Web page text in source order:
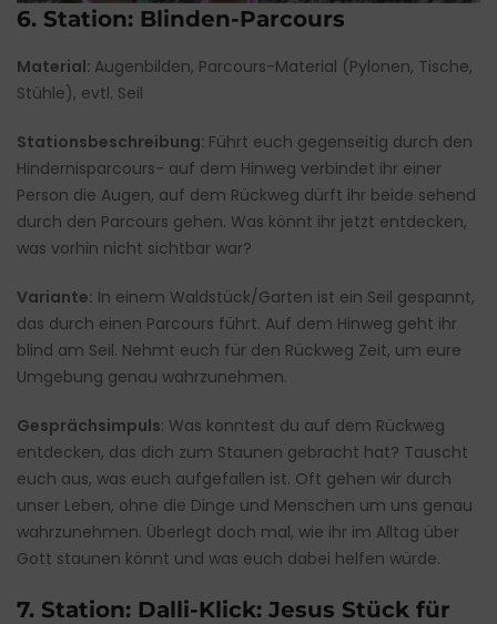
6. Station: Blinden-Parcours
Material: Augenbilden, Parcours-Material (Pylonen, Tische,
Stühle), evtl. Seil
Stationsbeschreibung: Führt euch gegenseitig durch den
Hindernisparcours- auf dem Hinweg verbindet ihr einer
Person die Augen, auf dem Rückweg dürft ihr beide sehend
durch den Parcours gehen. Was könnt ihr jetzt entdecken,
was vorhin nicht sichtbar war?
Variante: In einem Waldstück/Garten ist ein Seil gespannt,
das durch einen Parcours führt. Auf dem Hinweg geht ihr
blind am Seil. Nehmt euch für den Rückweg Zeit, um eure
Umgebung genau wahrzunehmen.
Gesprächsimpuls: Was konntest du auf dem Rückweg
entdecken, das dich zum Staunen gebracht hat? Tauscht
euch aus, was euch aufgefallen ist. Oft gehen wir durch
unser Leben, ohne die Dinge und Menschen um uns genau
wahrzunehmen. Überlegt doch mal, wie ihr im Alltag über
Gott staunen könnt und was euch dabei helfen würde.
7. Station: Dalli-Klick: Jesus Stück für